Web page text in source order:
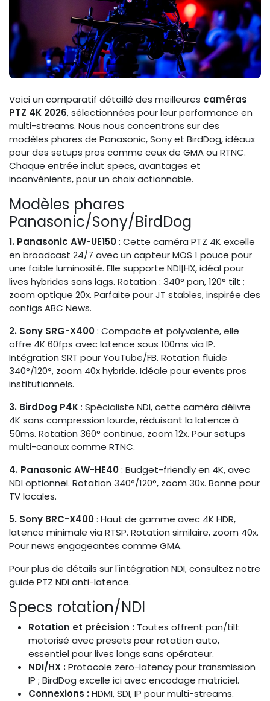
Voici un comparatif détaillé des meilleures caméras
PTZ 4K 2026, sélectionnées pour leur performance en
multi-streams. Nous nous concentrons sur des
modèles phares de Panasonic, Sony et BirdDog, idéaux
pour des setups pros comme ceux de GMA ou RTNC.
Chaque entrée inclut specs, avantages et
inconvénients, pour un choix actionnable.
Modèles phares
Panasonic/Sony/BirdDog
1. Panasonic AW-UE150: Cette caméra PTZ 4K excelle
en broadcast 24/7 avec un capteur MOS 1 pouce pour
une faible luminosité. Elle supporte NDI|HX, idéal pour
lives hybrides sans lags. Rotation : 340° pan, 120° tilt ;
zoom optique 20x. Parfaite pour JT stables, inspirée des
configs ABC News.
2. Sony SRG-X400: Compacte et polyvalente, elle
offre 4K 60fps avec latence sous 100ms via IP.
Intégration SRT pour YouTube/FB. Rotation fluide
340°/120°, zoom 40x hybride. Idéale pour events pros
institutionnels.
3. BirdDog P4K: Spécialiste NDI, cette caméra délivre
4K sans compression lourde, réduisant la latence à
50ms. Rotation 360° continue, zoom 12x. Pour setups
multi-canaux comme RTNC.
4. Panasonic AW-HE40: Budget-friendly en 4K, avec
NDI optionnel. Rotation 340°/120°, zoom 30x. Bonne pour
TV locales.
5. Sony BRC-X400: Haut de gamme avec 4K HDR,
latence minimale via RTSP. Rotation similaire, zoom 40x.
Pour news engageantes comme GMA.
Pour plus de détails sur l'intégration NDI, consultez notre
guide PTZ NDI anti-latence.
Specs rotation/NDI
Rotation et précision : Toutes offrent pan/tilt
motorisé avec presets pour rotation auto,
essentiel pour lives longs sans opérateur.
NDI/HX :Protocole zero-latency pour transmission
IP ; BirdDog excelle ici avec encodage matriciel.
Connexions :HDMI, SDI, IP pour multi-streams.